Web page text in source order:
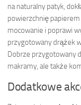
na naturalny patyk,
powierzchnię
mocowanie i poprawi
przygotowany drążek
Dobrze przygotowany
makramy, ale także
Dodatkowe